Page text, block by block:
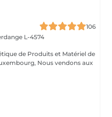
106
L-4574
de Produits et Matériel de
vendons aux